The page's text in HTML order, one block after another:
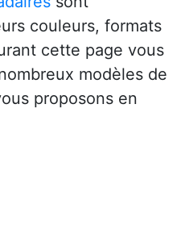
couleurs, formats
cette page vous
modèles de
proposons en